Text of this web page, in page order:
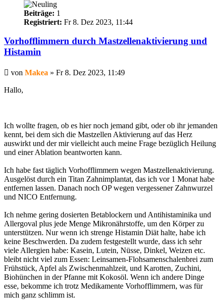
Beiträge: 1
Registriert: Fr 8. Dez 2023, 11:44
Vorhofflimmern durch Mastzellenaktivierung und
Histamin
Beitrag
von Makea » Fr 8. Dez 2023, 11:49
Hallo,
Ich wollte fragen, ob es hier noch jemand gibt, oder ob ihr jemanden
kennt, bei dem sich die Mastzellen Aktivierung auf das Herz
auswirkt und der mir vielleicht auch meine Frage bezüglich Heilung
und einer Ablation beantworten kann.
Ich habe fast täglich Vorhofflimmern wegen Mastzellenaktivierung.
Ausgelöst durch ein Titan Zahnimplantat, das ich vor 1 Monat habe
entfernen lassen. Danach noch OP wegen vergessener Zahnwurzel
und NICO Entfernung.
Ich nehme gering dosierten Betablockern und Antihistaminika und
Allergoval plus jede Menge Mikronährstoffe, um den Körper zu
unterstützen. Nur wenn ich strenge Histamin Diät halte, habe ich
keine Beschwerden. Da zudem festgestellt wurde, dass ich sehr
viele Allergien habe: Kasein, Lutein, Nüsse, Dinkel, Weizen etc.
bleibt nicht viel zum Essen: Leinsamen-Flohsamenschalenbrei zum
Frühstück, Apfel als Zwischenmahlzeit, und Karotten, Zuchini,
Biohünchen in der Pfanne mit Kokosöl. Wenn ich andere Dinge
esse, bekomme ich trotz Medikamente Vorhofflimmern, was für
mich ganz schlimm ist.